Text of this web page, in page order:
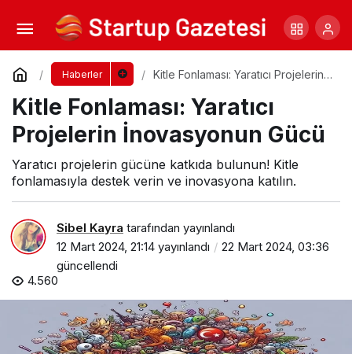
Haberler
Kitle Fonlaması: Yaratıcı Projelerin
Kitle Fonlaması: Yaratıcı
Projelerin İnovasyonun Gücü
Yaratıcı projelerin gücüne katkıda bulunun! Kitle
fonlamasıyla destek verin ve inovasyona katılın.
Sibel Kayra tarafından yayınlandı
12 Mart 2024, 21:14 yayınlandı
22 Mart 2024, 03:36
güncellendi
4.560
Döngüsel Ekonomi: İşbirliği ve İnovasyon
Yorum Yap Paylaş